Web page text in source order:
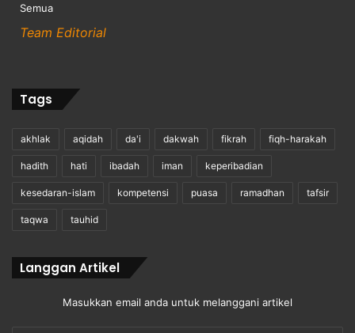
Semua
Team Editorial
Tags
akhlak aqidah da'i dakwah fikrah fiqh-harakah
hadith hati ibadah iman keperibadian
kesedaran-islam kompetensi puasa ramadhan tafsir
taqwa tauhid
Langgan Artikel
Masukkan email anda untuk melanggani artikel